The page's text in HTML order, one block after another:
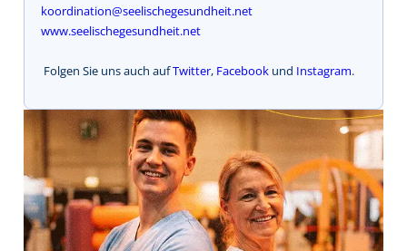
koordination@seelischegesundheit.net
www.seelischegesundheit.net
Folgen Sie uns auch aufTwitter, Facebook und Instagram.